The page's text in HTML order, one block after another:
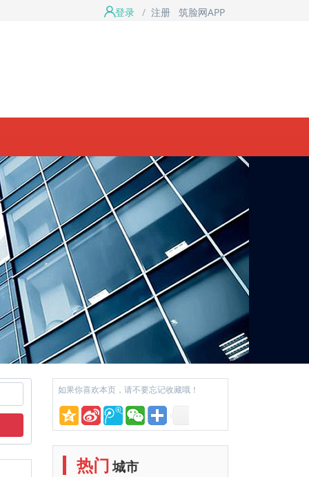
登录 / 注册 筑脸网APP
如果你喜欢本页，请不要忘记收藏哦！
热门城市